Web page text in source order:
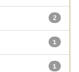
2
1
1